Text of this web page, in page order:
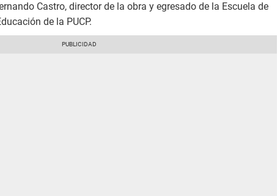
Castro, director de la obra y egresado de la Escuela de
de la PUCP.